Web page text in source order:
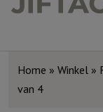
Home » Winkel »
van 4